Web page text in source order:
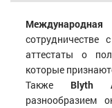
сотрудничестве
аттестаты о
которые
ТакжеBlyth
разнообразием